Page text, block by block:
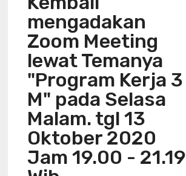
mengadakan
Zoom Meeting
lewat Temanya
"Program Kerja 3
M" pada Selasa
Malam. tgl 13
Oktober 2020
Jam 19.00 - 21.19